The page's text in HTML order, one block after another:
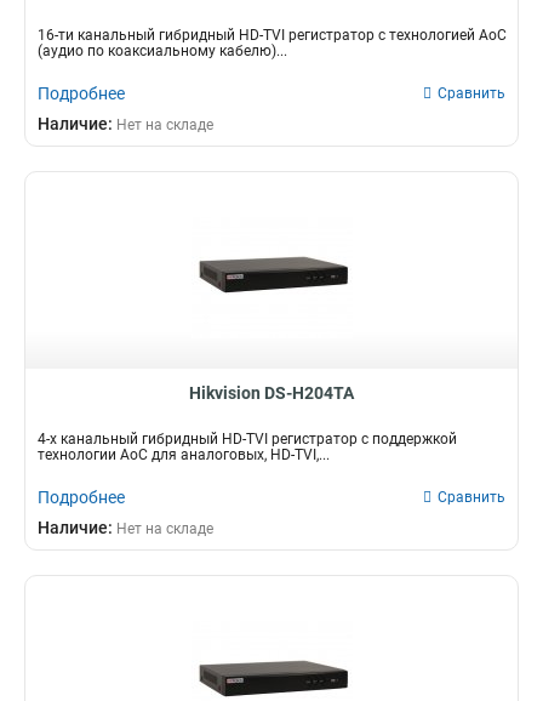
16-ти канальный гибридный HD-TVI регистратор c технологией AoC
(аудио по коаксиальному кабелю)...
Подробнее Сравнить
Наличие: Нет на складе
Hikvision DS-H204TA
4-х канальный гибридный HD-TVI регистратор с поддержкой
технологии AoC для аналоговых, HD-TVI,...
Подробнее Сравнить
Наличие: Нет на складе